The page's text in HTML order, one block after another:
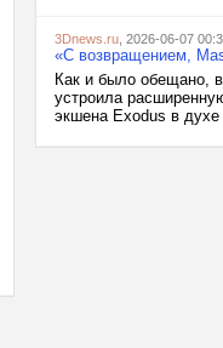
3Dnews.ru , 2026-06-07
«С возвращением,
Как и было обещано,
устроила
экшена Exodus в